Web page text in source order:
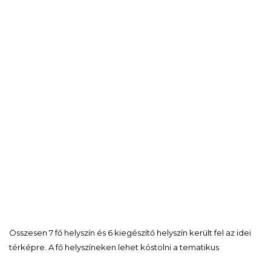
Összesen 7 fő helyszín és 6 kiegészítő helyszín került fel az idei
térképre. A fő helyszíneken lehet kóstolni a tematikus